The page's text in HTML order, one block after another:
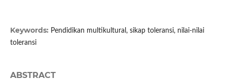
Keywords: Pendidikan multikultural, sikap toleransi, nilai-nilai
toleransi
ABSTRACT